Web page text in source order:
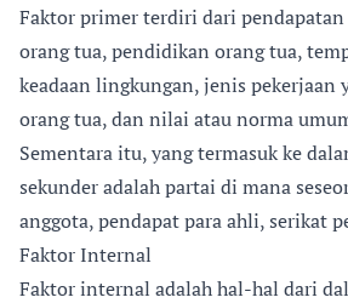
Faktor primer terdiri dari pendapatan
orang tua, pendidikan orang tua,
keadaan lingkungan, jenis pekerjaan
orang tua, dan nilai atau norma
Sementara itu, yang termasuk ke
sekunder adalah partai di mana
anggota, pendapat para ahli, serikat
Faktor Internal
Faktor internal adalah hal-hal dari